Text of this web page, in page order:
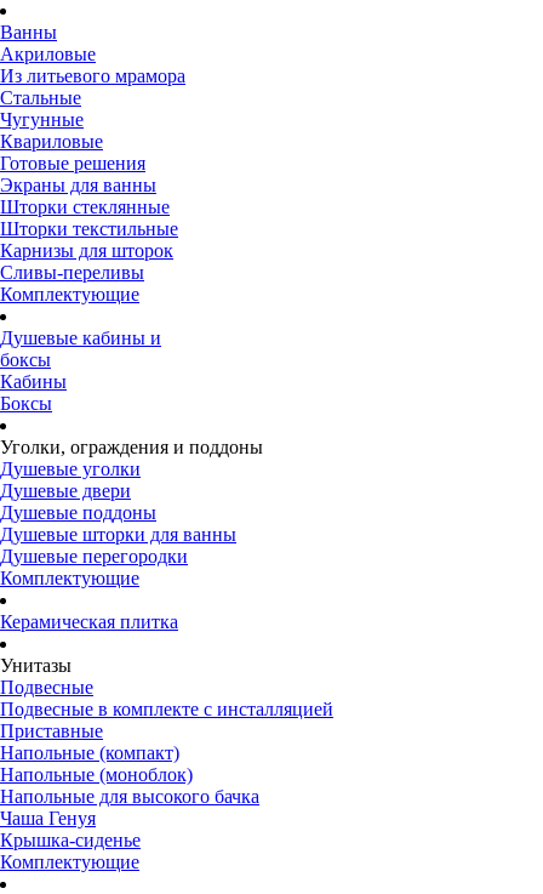
Ванны
Акриловые
Из литьевого мрамора
Стальные
Чугунные
Квариловые
Готовые решения
Экраны для ванны
Шторки стеклянные
Шторки текстильные
Карнизы для шторок
Сливы-переливы
Комплектующие
Душевые кабины и
боксы
Кабины
Боксы
Уголки, ограждения и поддоны
Душевые уголки
Душевые двери
Душевые поддоны
Душевые шторки для ванны
Душевые перегородки
Комплектующие
Керамическая плитка
Унитазы
Подвесные
Подвесные в комплекте с инсталляцией
Приставные
Напольные (компакт)
Напольные (моноблок)
Напольные для высокого бачка
Чаша Генуя
Крышка-сиденье
Комплектующие